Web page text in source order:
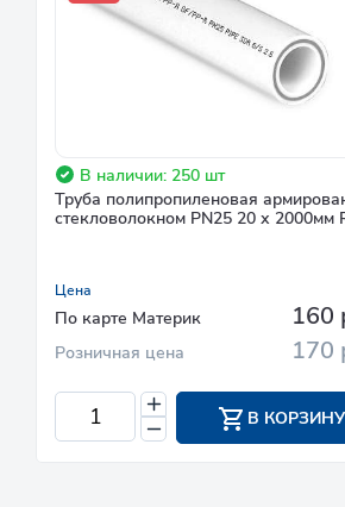
В наличии: 250 шт
Труба полипропиленовая
стекловолокном PN25 20 х 2000мм
Цена
По карте Материк 160
Розничная цена 170
В КОРЗИНУ